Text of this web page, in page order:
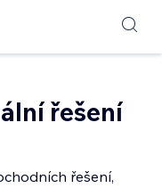
řešení
řešení,